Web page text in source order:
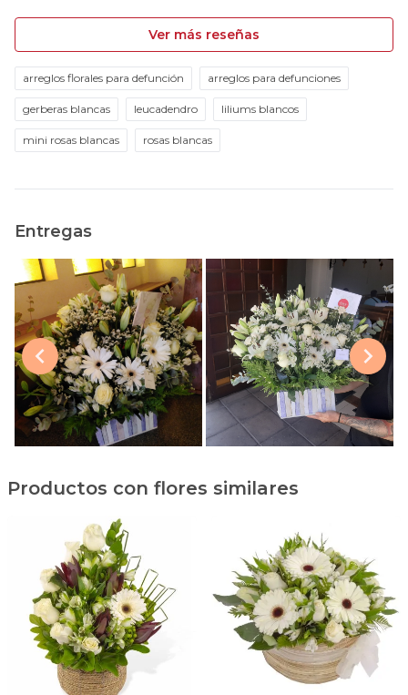
Ver más reseñas
arreglos florales para defunción arreglos para defunciones
gerberas blancas leucadendro liliums blancos
mini rosas blancas rosas blancas
Entregas
Productos con flores similares